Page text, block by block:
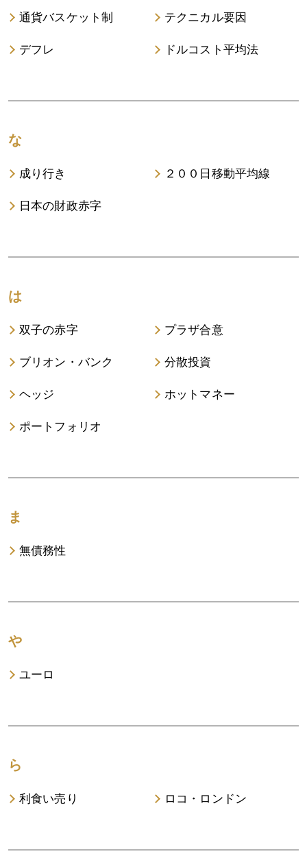
通貨バスケット制 テクニカル要因
デフレ ドルコスト平均法
な
成り行き ２００日移動平均線
日本の財政赤字
は
双子の赤字 プラザ合意
ブリオン・バンク 分散投資
ヘッジ ホットマネー
ポートフォリオ
ま
無債務性
や
ユーロ
ら
利食い売り ロコ・ロンドン